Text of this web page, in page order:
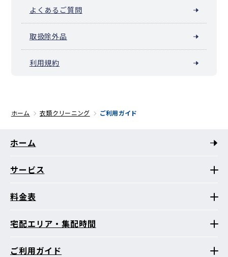
よくあるご質問
取扱除外品
利用規約
ホーム 衣類クリーニング ご利用ガイド
ホーム
サービス
料金表
宅配エリア・集配時間
ご利用ガイド